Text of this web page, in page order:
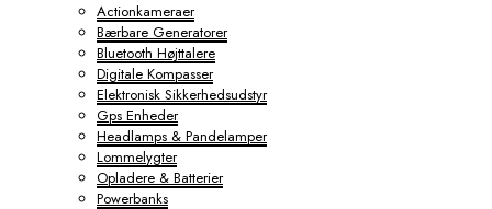
Actionkameraer
Bærbare Generatorer
Bluetooth Højttalere
Digitale Kompasser
Elektronisk Sikkerhedsudstyr
Gps Enheder
Headlamps & Pandelamper
Lommelygter
Opladere & Batterier
Powerbanks